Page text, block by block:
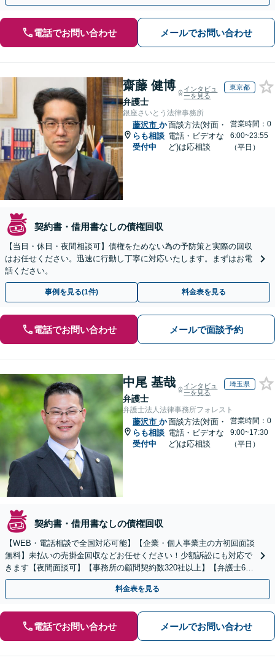
電話でお問い合わせ メールでお問い合わせ
齋藤 健博
弁護士
インタビュ
ーを見る
東京都
銀座さいとう法律事務所
藤沢市 か
らも相談
受付中
面談方法(対面・
電話・ビデオな
ど)は応相談
営業時間：0
6:00~23:55
（平日）
契約書・借用書なしの債権回収
【当日・休日・夜間相談可】債権をためない為の予防策と実際の回収
はお任せください。迅速に行動し丁寧に対応いたします。まずはお電
話ください。
事例を見る(1件) 料金表を見る
電話でお問い合わせ メールで面談予約
中尾 基哉
弁護士
インタビュ
ーを見る
埼玉県
弁護士法人法律事務所フォレスト
藤沢市 か
らも相談
受付中
面談方法(対面・
電話・ビデオな
ど)は応相談
営業時間：0
9:00~17:30
（平日）
契約書・借用書なしの債権回収
【WEB・電話相談で全国対応可能】【企業・個人事業主の方初回面談
無料】未払いの売掛金回収などお任せください！少額訴訟にも対応で
きます【夜間面談可】【事務所の顧問契約数320社以上】【弁護士6人
在籍&専門家顧問がフルサポート】
料金表を見る
電話でお問い合わせ メールでお問い合わせ